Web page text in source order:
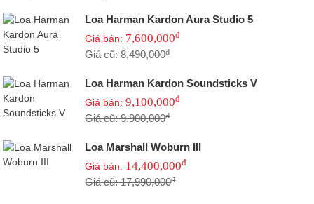
Loa Harman Kardon Aura Studio 5
Giá bán: 7,600,000đ
Giá cũ: 8,490,000đ
Loa Harman Kardon Soundsticks V
Giá bán:9,100,000đ
Giá cũ: 9,900,000đ
Loa Marshall Woburn III
Giá bán: 14,400,000đ
Giá cũ: 17,990,000đ